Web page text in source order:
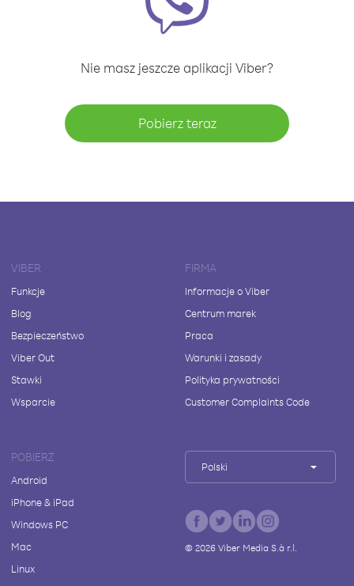
Nie masz jeszcze aplikacji Viber?
Pobierz teraz
VIBER
Funkcje
Blog
Bezpieczeństwo
Viber Out
Stawki
Wsparcie
FIRMA
Informacje o Viber
Centrum marek
Praca
Warunki i zasady
Polityka prywatności
Customer Complaints Code
POBIERZ
Android
iPhone & iPad
Windows PC
Mac
Linux
Polski
© 2026Viber Media S.à r.l.